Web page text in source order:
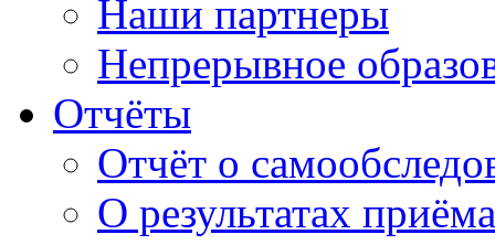
Наши партнеры
Непрерывное
Отчёты
Отчёт о
О результатах приёма